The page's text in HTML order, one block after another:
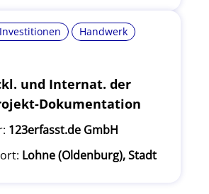
Handwerk
und Internat. der
Dokumentation
123erfasst.de GmbH
Lohne (Oldenburg), Stadt